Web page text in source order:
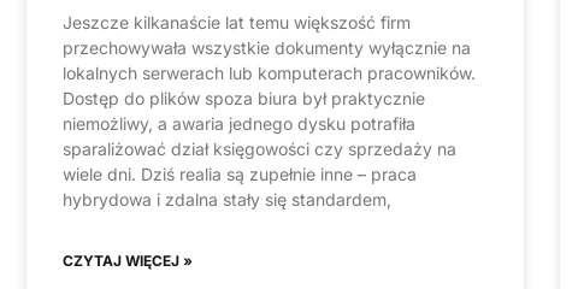
Jeszcze kilkanaście lat temu większość firm
przechowywała wszystkie dokumenty wyłącznie na
lokalnych serwerach lub komputerach pracowników.
Dostęp do plików spoza biura był praktycznie
niemożliwy, a awaria jednego dysku potrafiła
sparaliżować dział księgowości czy sprzedaży na
wiele dni. Dziś realia są zupełnie inne – praca
hybrydowa i zdalna stały się standardem,
CZYTAJ WIĘCEJ »